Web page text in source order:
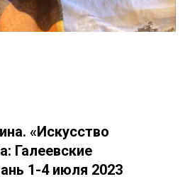
«Искусство
Галеевские
1-4 июля 2023